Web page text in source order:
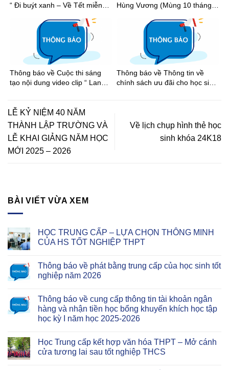
“ Đi buýt xanh – Về Tết miễn
Hùng Vương (Mùng 10 tháng 3
(30/4) và Ngày Quốc tế Lao
động (01/5) năm 2026
Thông báo về Cuộc thi sáng
tạo nội dung video clip “ Lan
năm học 2025-2026”
Thông báo về Thông tin về
chính sách ưu đãi cho học sinh
LỄ KỶ NIỆM 40 NĂM
THÀNH LẬP TRƯỜNG VÀ
LỄ KHAI GIẢNG NĂM HỌC
MỚI 2025 – 2026
Về lịch chụp hình thẻ học
sinh khóa 24K18
BÀI VIẾT VỪA XEM
HỌC TRUNG CẤP – LỰA CHỌN THÔNG MINH
CỦA HS TỐT NGHIỆP THPT
Thông báo về phát bằng trung cấp của học sinh tốt
nghiệp năm 2026
Thông báo về cung cấp thông tin tài khoản ngân
hàng và nhận tiền học bổng khuyến khích học tập
học kỳ I năm học 2025-2026
Học Trung cấp kết hợp văn hóa THPT – Mở cánh
cửa tương lai sau tốt nghiệp THCS